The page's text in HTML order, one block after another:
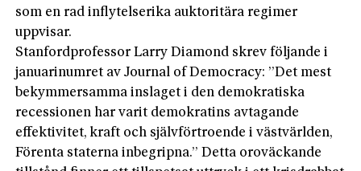
som en rad inflytelserika auktoritära regimer
uppvisar.
Stanfordprofessor Larry Diamond skrev följande i
januarinumret av Journal of Democracy: ”Det mest
bekymmersamma inslaget i den demokratiska
recessionen har varit demokratins avtagande
effektivitet, kraft och självförtroende i västvärlden,
Förenta staterna inbegripna.” Detta oroväckande